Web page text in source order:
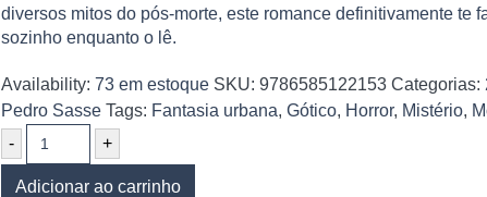
diversos mitos do pós-morte, este romance definitivamente te
sozinho enquanto o lê.
Availability: 73 em estoque SKU: 9786585122153 Categorias:
Pedro Sasse Tags: Fantasia urbana, Gótico, Horror, Mistério,
-
+
Adicionar ao carrinho